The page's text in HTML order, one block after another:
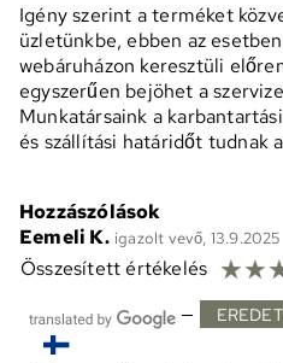
Igény szerint a terméket
üzletünkbe, ebben az
webáruházon keresztüli
egyszerűen bejöhet a
Munkatársaink a
és szállítási határidőt tudnak
Hozzászólások
Eemeli K. igazolt vevő, 13.9.2025
Összesített értékelés ☆☆
—